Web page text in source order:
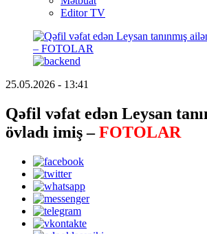
Editor TV
25.05.2026 - 13:41
Qəfil vəfat edən Leysan
övladı imiş –FOTOLAR